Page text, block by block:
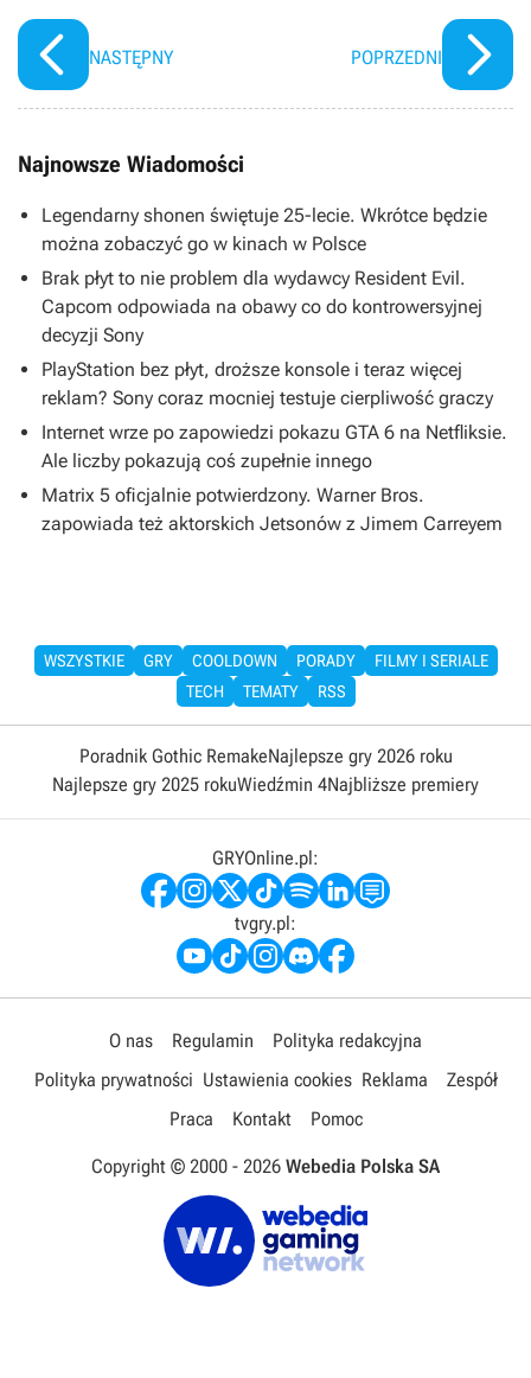
NASTĘPNY POPRZEDNI
Najnowsze Wiadomości
Legendarny shonen świętuje 25-lecie. Wkrótce będzie
można zobaczyć go w kinach w Polsce
Brak płyt to nie problem dla wydawcy Resident Evil.
Capcom odpowiada na obawy co do kontrowersyjnej
decyzji Sony
PlayStation bez płyt, droższe konsole i teraz więcej
reklam? Sony coraz mocniej testuje cierpliwość graczy
Internet wrze po zapowiedzi pokazu GTA 6 na Netfliksie.
Ale liczby pokazują coś zupełnie innego
Matrix 5 oficjalnie potwierdzony. Warner Bros.
zapowiada też aktorskich Jetsonów z Jimem Carreyem
WSZYSTKIE GRY COOLDOWN PORADY
FILMY I SERIALE
TECH
TEMATY RSS
Poradnik Gothic RemakeNajlepsze gry 2026 roku
Najlepsze gry 2025 rokuWiedźmin 4Najbliższe premiery
GRYOnline.pl:
tvgry.pl:
O nas Regulamin
Polityka redakcyjna
Polityka prywatności Ustawienia cookies Reklama
Zespół
Praca
Kontakt Pomoc
Copyright © 2000 - 2026 Webedia Polska SA